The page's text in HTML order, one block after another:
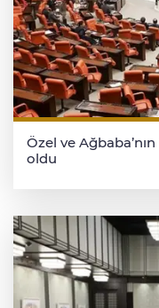
Özel ve
oldu